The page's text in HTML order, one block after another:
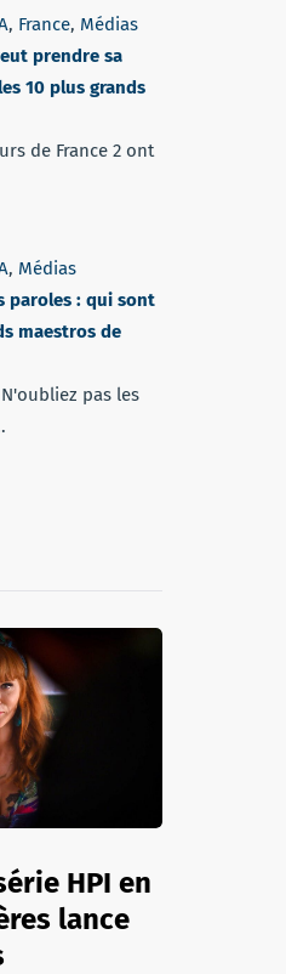
, France, Médias
prendre sa
10 plus grands
de France 2 ont
, Médias
paroles : qui sont
maestros de
pas les
HPI en
lance